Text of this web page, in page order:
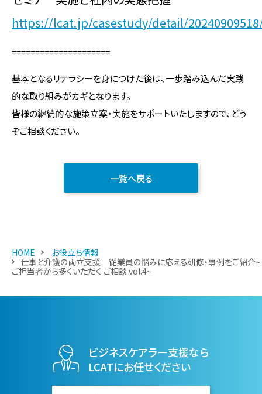
https://lcat.jp/casestudy/detail/
=====================
基本となるリテラシーを身につけた後は、一歩踏み込んだ実践
的な取り組みがカギとなります。
皆様の継続的な施策立案・実施をサポートいたしますので、どう
ぞご相談ください。
一覧へ戻る
HOME
お役立ち情報
仕事と介護の両立支援 従業員の悩みに応える研修・事例をご紹介~
ご担当者から多くいただく ご相談 vol.4~
ビジネスケアラー支援なら
LCATにお任せください